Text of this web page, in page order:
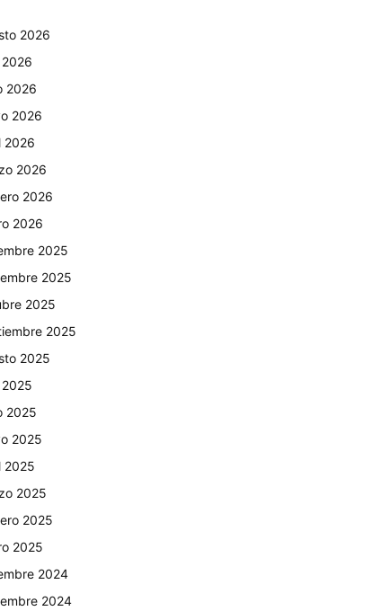
2026
2026
2026
2026
2026
2026
2026
2026
2025
2025
2025
2025
2025
2025
2025
2025
2025
2025
2025
2025
2024
2024